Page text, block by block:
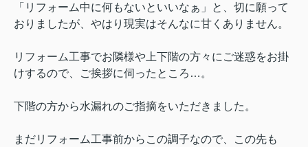
「リフォーム中に何もないといいなぁ」と、切に願って
おりましたが、やはり現実はそんなに甘くありません。
リフォーム工事でお隣様や上下階の方々にご迷惑をお掛
けするので、ご挨拶に伺ったところ…。
下階の方から水漏れのご指摘をいただきました。
まだリフォーム工事前からこの調子なので、この先も